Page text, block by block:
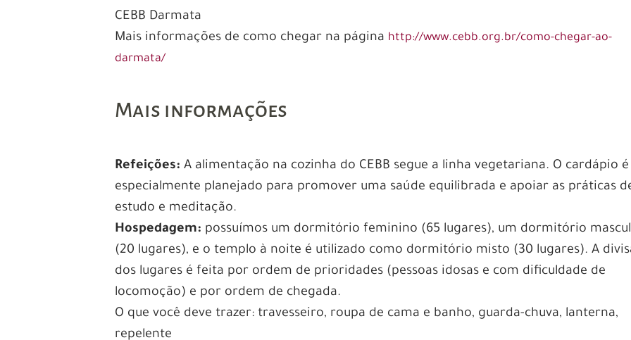
CEBB Darmata
Mais informações de como chegar na página http://www.cebb.org.br/como-chegar-ao-
darmata/
Mais informações
Refeições: A alimentação na cozinha do CEBB segue a linha vegetariana. O cardápio é
especialmente planejado para promover uma saúde equilibrada e apoiar as práticas
estudo e meditação.
Hospedagem: possuímos um dormitório feminino (65 lugares), um dormitório
(20 lugares), e o templo à noite é utilizado como dormitório misto (30 lugares). A
dos lugares é feita por ordem de prioridades (pessoas idosas e com dificuldade de
locomoção) e por ordem de chegada.
O que você deve trazer: travesseiro, roupa de cama e banho, guarda-chuva, lanterna,
repelente